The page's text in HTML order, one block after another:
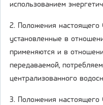
использованием
2. Положения настоящего
установленные в
применяются и в
передаваемой,
централизованного
3. Положения настоящего